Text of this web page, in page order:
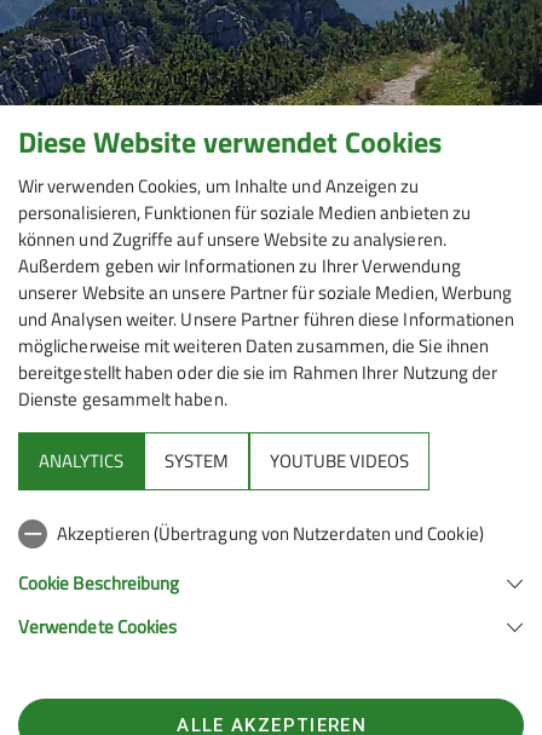
Mitmachen
Klettern
Service
63450 Hanau
Telefon +496181257071
Diese Website verwendet Cookies
Wir verwenden Cookies, um Inhalte und Anzeigen zu
personalisieren, Funktionen für soziale Medien anbieten zu
können und Zugriffe auf unsere Website zu analysieren.
Außerdem geben wir Informationen zu Ihrer Verwendung
unserer Website an unsere Partner für soziale Medien, Werbung
und Analysen weiter. Unsere Partner führen diese Informationen
möglicherweise mit weiteren Daten zusammen, die Sie ihnen
bereitgestellt haben oder die sie im Rahmen Ihrer Nutzung der
Dienste gesammelt haben.
ANALYTICS SYSTEM YOUTUBE VIDEOS
Akzeptieren (Übertragung von Nutzerdaten und Cookie)
Cookie Beschreibung
Verwendete Cookies
ALLE AKZEPTIEREN